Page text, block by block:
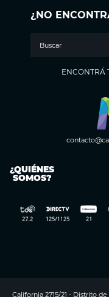
¿NO
ENCONTRÁ
¿QUIÉNES
SOMOS?
California 2715/21 - Distrito